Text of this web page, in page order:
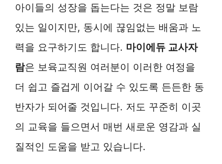
아이들의 성장을 돕는다는 것은 정말 보람
있는 일이지만, 동시에 끊임없는 배움과 노
력을 요구하기도 합니다. 마이에듀 교사자
람은 보육교직원 여러분이 이러한 여정을
더 쉽고 즐겁게 이어갈 수 있도록 든든한 동
반자가 되어줄 것입니다. 저도 꾸준히 이곳
의 교육을 들으면서 매번 새로운 영감과 실
질적인 도움을 받고 있습니다.